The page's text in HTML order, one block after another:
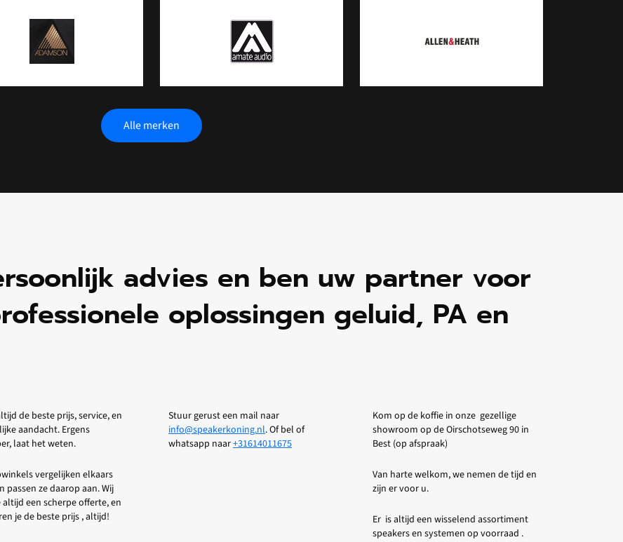
Alle merken
advies en ben uw partner voor
oplossingen geluid, PA en
de beste prijs, service, en
aandacht. Ergens
laat het weten.
vergelijken elkaars
passen ze daarop aan. Wij
een scherpe offerte, en
je de beste prijs , altijd!
Stuur gerust een mail naar
info@speakerkoning.nl. Of bel of
whatsapp naar+31614011675
Kom op de koffie in onze gezellige
showroom op de Oirschotseweg 90 in
Best (op afspraak)
Van harte welkom, we nemen de tijd en
zijn er voor u.
Er is altijd een wisselend assortiment
speakers en systemen op voorraad .